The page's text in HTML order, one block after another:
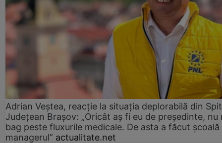
Adrian Veștea, reacție la situația deplorabilă din
Județean Brașov: „Oricât aș fi eu de președinte, nu
bag peste fluxurile medicale. De asta a făcut școală
managerul” actualitate.net